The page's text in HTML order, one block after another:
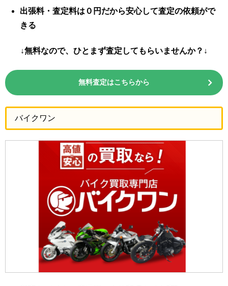
出張料・査定料は０円だから安心して査定の依頼がで
きる
↓無料なので、ひとまず査定してもらいませんか？↓
無料査定はこちらから
バイクワン